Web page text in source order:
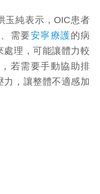
玉純表示，OIC患者
需要安寧療護 的病
處理，可能讓體力較
若需要手動協助排
，讓整體不適感加